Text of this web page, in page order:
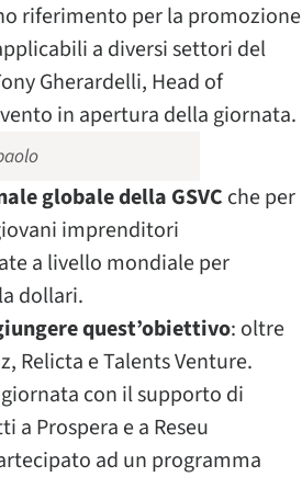
riferimento per la promozione
a diversi settori del
Gherardelli, Head of
in apertura della giornata.
globale della GSVC che per
imprenditori
a livello mondiale per
dollari.
quest’obiettivo: oltre
Relicta e Talents Venture.
con il supporto di
a Prospera e a Reseu
ad un programma